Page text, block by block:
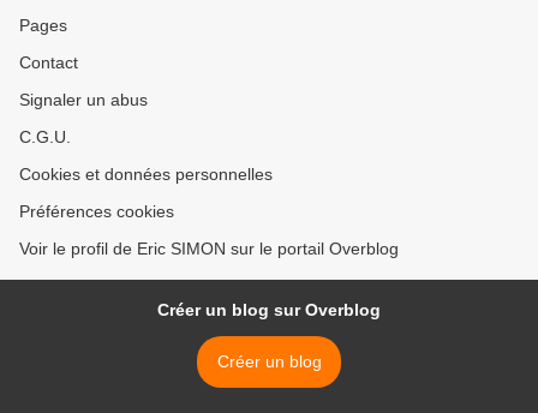
Pages
Contact
Signaler un abus
C.G.U.
Cookies et données personnelles
Préférences cookies
Voir le profil de Eric SIMON sur le portail Overblog
Créer un blog sur Overblog
Créer un blog